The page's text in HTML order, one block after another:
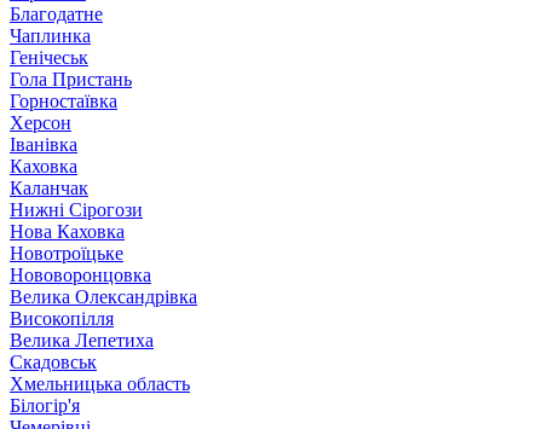
Благодатне
Чаплинка
Генічеськ
Гола Пристань
Горностаївка
Херсон
Іванівка
Каховка
Каланчак
Нижні Сірогози
Нова Каховка
Новотроїцьке
Нововоронцовка
Велика Олександрівка
Високопілля
Велика Лепетиха
Скадовськ
Хмельницька область
Білогір'я